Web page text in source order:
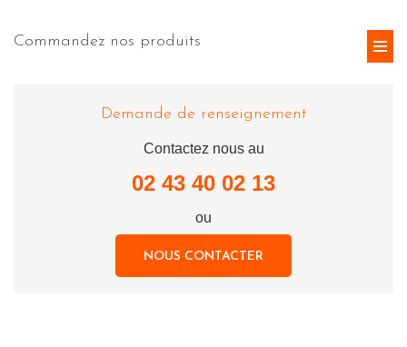
Commandez nos produits
Demande de renseignement
Contactez nous au
02 43 40 02 13
ou
NOUS CONTACTER